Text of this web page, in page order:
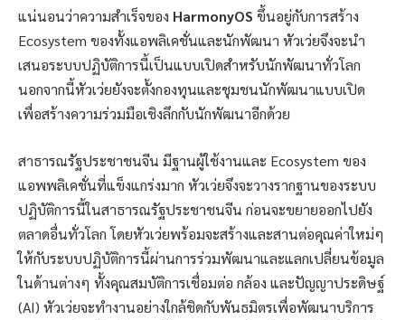
แน่นอนว่าความสำเร็จของ HarmonyOS ขึ้นอยู่กับการสร้าง
Ecosystem ของทั้งแอพลิเคชั่นและนักพัฒนา หัวเว่ยจึงจะนำ
เสนอระบบปฏิบัติการนี้เป็นแบบเปิดสำหรับนักพัฒนาทั่วโลก
นอกจากนี้หัวเว่ยยังจะตั้งกองทุนและชุมชนนักพัฒนาแบบเปิด
เพื่อสร้างความร่วมมือเชิงลึกกับนักพัฒนาอีกด้วย
สาธารณรัฐประชาชนจีน มีฐานผู้ใช้งานและ Ecosystem ของ
แอพพลิเคชั่นที่แข็งแกร่งมาก หัวเว่ยจึงจะวางรากฐานของระบบ
ปฏิบัติการนี้ในสาธารณรัฐประชาชนจีน ก่อนจะขยายออกไปยัง
ตลาดอื่นทั่วโลก โดยหัวเว่ยพร้อมจะสร้างและสานต่อคุณค่าใหม่ๆ
ให้กับระบบปฏิบัติการนี้ผ่านการร่วมพัฒนาและแลกเปลี่ยนข้อมูล
ในด้านต่างๆ ทั้งคุณสมบัติการเชื่อมต่อ กล้อง และปัญญาประดิษฐ์
(AI) หัวเว่ยจะทำงานอย่างใกล้ชิดกับพันธมิตรเพื่อพัฒนาบริการ